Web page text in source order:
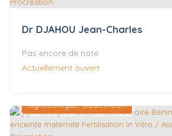
Dr DJAHOU Jean-Charles
Pas encore de note
Actuellement ouvert
Gynécologue-Obstétricien